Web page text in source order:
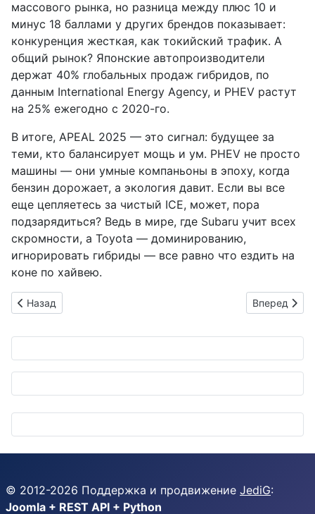
массового рынка, но разница между плюс 10 и
минус 18 баллами у других брендов показывает:
конкуренция жесткая, как токийский трафик. А
общий рынок? Японские автопроизводители
держат 40% глобальных продаж гибридов, по
данным International Energy Agency, и PHEV растут
на 25% ежегодно с 2020-го.
В итоге, APEAL 2025 — это сигнал: будущее за
теми, кто балансирует мощь и ум. PHEV не просто
машины — они умные компаньоны в эпоху, когда
бензин дорожает, а экология давит. Если вы все
еще цепляетесь за чистый ICE, может, пора
подзарядиться? Ведь в мире, где Subaru учит всех
скромности, а Toyota — доминированию,
игнорировать гибриды — все равно что ездить на
коне по хайвею.
Предыдущий: Denso Solution: смартфон спасает
Назад Следующий:
Вперед
© 2012-2026 Поддержка и продвижение JediG:
Joomla + REST API + Python